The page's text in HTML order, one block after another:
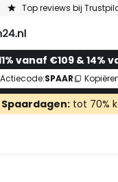
Top reviews bij
vanaf €109 & 14%
Actiecode:SPAAR
Spaardagen: tot 70%